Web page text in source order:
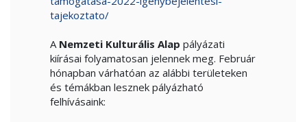
tajekoztato/
A Nemzeti Kulturális Alap pályázati
kiírásai folyamatosan jelennek meg. Február
hónapban várhatóan az alábbi területeken
és témákban lesznek pályázható
felhívásaink: